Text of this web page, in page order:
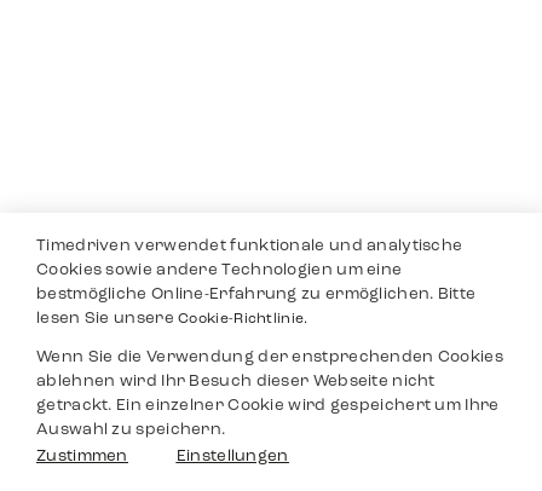
Timedriven verwendet funktionale und analytische
Cookies sowie andere Technologien um eine
bestmögliche Online-Erfahrung zu ermöglichen. Bitte
lesen Sie unsereCookie-Richtlinie.
Wenn Sie die Verwendung der enstprechenden Cookies
ablehnen wird Ihr Besuch dieser Webseite nicht
getrackt. Ein einzelner Cookie wird gespeichert um Ihre
Auswahl zu speichern.
Zustimmen
Einstellungen